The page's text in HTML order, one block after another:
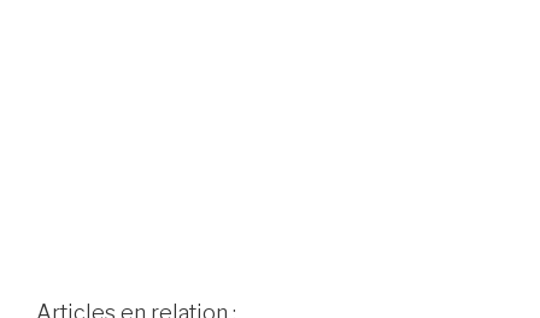
Articles en relation :